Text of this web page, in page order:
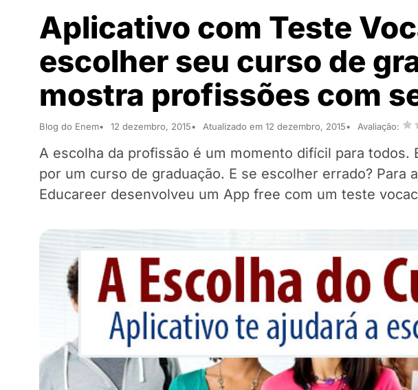
Aplicativo com Teste
escolher seu curso de
mostra profissões com
Blog do Enem 12 dezembro, 2015 Atualizado em 12 dezembro, 2015 Avaliação:
A escolha da profissão é um momento difícil para todos.
por um curso de graduação. E se escolher errado? Para
Educareer desenvolveu um App free com um teste